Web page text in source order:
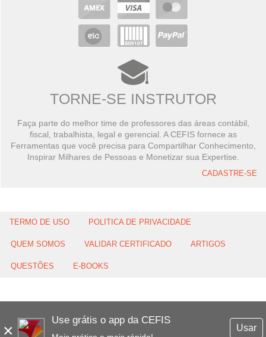
×
Use grátis o app da CEFIS
Usar
TORNE-SE INSTRUTOR
Faça parte do melhor time de professores das áreas contábil,
fiscal, trabalhista, legal e gerencial. A CEFIS fornece as
Ferramentas que você precisa para Compartilhar Conhecimento,
Inspirar Milhares de Pessoas e Monetizar sua Expertise.
CADASTRE-SE
TERMO DE USO POLITICA DE PRIVACIDADE
QUEM SOMOS VALIDAR CERTIFICADO ARTIGOS
QUESTÕES E-BOOKS